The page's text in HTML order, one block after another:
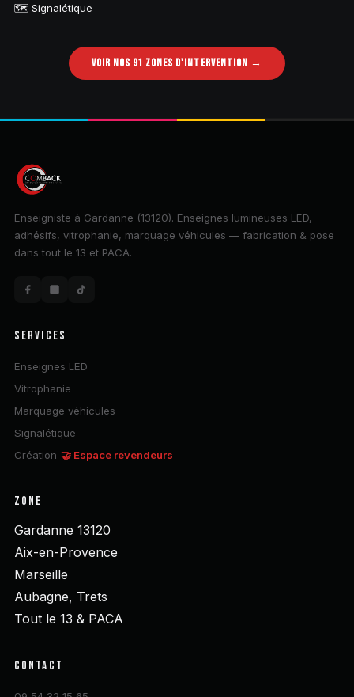
🗺️ Signalétique
VOIR NOS 91 ZONES D'INTERVENTION →
Enseigniste à Gardanne (13120). Enseignes lumineuses LED,
adhésifs, vitrophanie, marquage véhicules — fabrication & pose
dans tout le 13 et PACA.
SERVICES
Enseignes LED
Vitrophanie
Marquage véhicules
Signalétique
Création 🤝 Espace revendeurs
ZONE
Gardanne 13120
Aix-en-Provence
Marseille
Aubagne, Trets
Tout le 13 & PACA
CONTACT